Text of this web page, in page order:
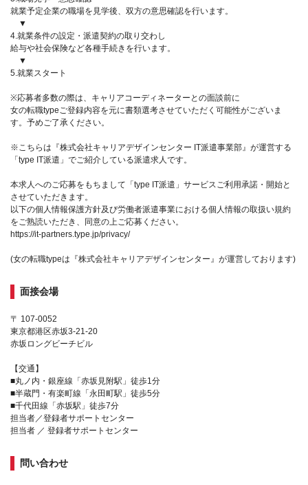
就業予定企業の職場を見学後、双方の意思確認を行います。
▼
4.就業条件の設定・派遣契約の取り交わし
給与や社会保険など各種手続きを行います。
▼
5.就業スタート
※応募者多数の際は、キャリアコーディネーターとの面談前に
女の転職typeご登録内容を元に書類選考させていただく可能性がございま
す。予めご了承ください。
※こちらは『株式会社キャリアデザインセンター IT派遣事業部』が運営する
「type IT派遣」でご紹介している派遣求人です。
本求人へのご応募をもちまして「type IT派遣」サービスご利用承諾・開始と
させていただきます。
以下の個人情報保護方針及び労働者派遣事業における個人情報の取扱い規約
をご熟読いただき、同意の上ご応募ください。
https://it-partners.type.jp/privacy/
(女の転職typeは『株式会社キャリアデザインセンター』が運営しております)
面接会場
〒 107-0052
東京都港区赤坂3-21-20
赤坂ロングビーチビル
【交通】
■丸ノ内・銀座線「赤坂見附駅」徒歩1分
■半蔵門・有楽町線「永田町駅」徒歩5分
■千代田線「赤坂駅」徒歩7分
担当者／登録者サポートセンター
担当者 ／ 登録者サポートセンター
問い合わせ